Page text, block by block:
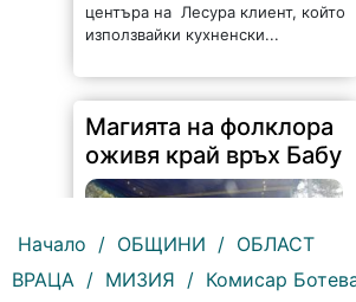
центъра на Лесура клиент, който
използвайки кухненски...
Магията на фолклора
оживя край връх Бабу
Начало / ОБЩИНИ / ОБЛАСТ
ВРАЦА / МИЗИЯ / Комисар